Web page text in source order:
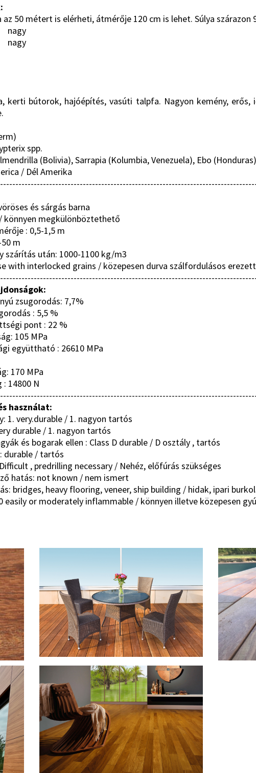
az 50 métert is elérheti, átmérője 120 cm is lehet. Súlya szárazon
nagy
kerti bútorok, hajóépítés, vasúti talpfa. Nagyon kemény,
spp.
(Bolivia), Sarrapia (Kolumbia, Venezuela), Ebo
/ Dél Amerika
és sárgás barna
könnyen megkülönböztethető
: 0,5-1,5 m
m
szárítás után: 1000-1100 kg/m3
with interlocked grains / közepesen durva szálfordulásos
zsugorodás: 7,7%
: 5,5 %
pont : 22 %
105 MPa
együttható : 26610 MPa
170 MPa
14800 N
használat:
1. very.durable / 1. nagyon tartós
durable / 1. nagyon tartós
és bogarak ellen : Class D durable / D osztály , tartós
durable / tartós
, predrilling necessary / Nehéz, előfúrás szükséges
hatás: not known / nem ismert
bridges, heavy flooring, veneer, ship building / hidak, ipari
easily or moderately inflammable / könnyen illetve közepesen